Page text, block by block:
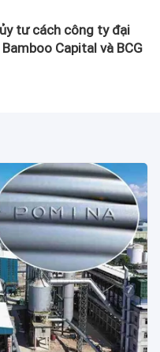
tư cách công ty đại
Capital và BCG